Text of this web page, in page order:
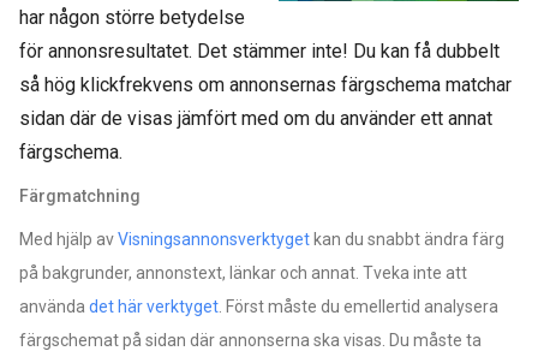
har någon större betydelse
för annonsresultatet. Det stämmer inte! Du kan få dubbelt
så hög klickfrekvens om annonsernas färgschema matchar
sidan där de visas jämfört med om du använder ett annat
färgschema.
Färgmatchning
Med hjälp avVisningsannonsverktyget kan du snabbt ändra färg
på bakgrunder, annonstext, länkar och annat. Tveka inte att
använda det här verktyget . Först måste du emellertid analysera
färgschemat på sidan där annonserna ska visas. Du måste ta